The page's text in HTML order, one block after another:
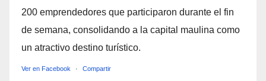
200 emprendedores que participaron durante el fin
de semana, consolidando a la capital maulina como
un atractivo destino turístico.
Ver en Facebook · Compartir